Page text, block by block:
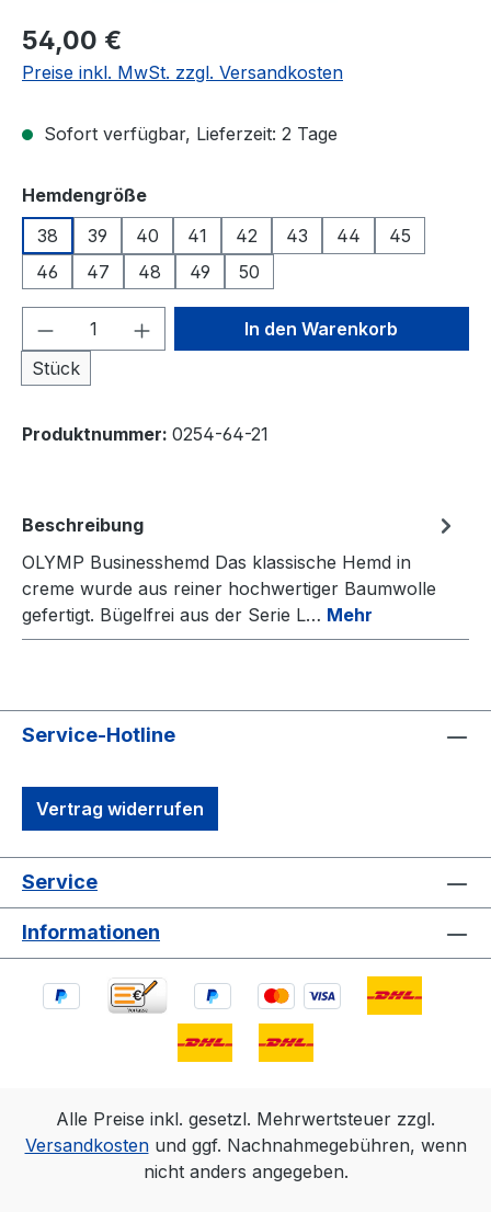
Regulärer Preis:
54,00 €
Preise inkl. MwSt. zzgl. Versandkosten
Sofort verfügbar, Lieferzeit: 2 Tage
Hemdengrößeauswählen
38
39 40 41 42 43 44
45
46
47 48 49 50
Produkt Anzahl: Gib den
Stück
In den Warenkorb
Produktnummer: 0254-64-21
Beschreibung
OLYMP Businesshemd Das klassische Hemd in
creme wurde aus reiner hochwertiger Baumwolle
gefertigt. Bügelfrei aus der Serie L… Mehr
Service-Hotline
Vertrag widerrufen
Service
Informationen
Alle Preise inkl. gesetzl. Mehrwertsteuer zzgl.
Versandkostenund ggf. Nachnahmegebühren, wenn
nicht anders angegeben.